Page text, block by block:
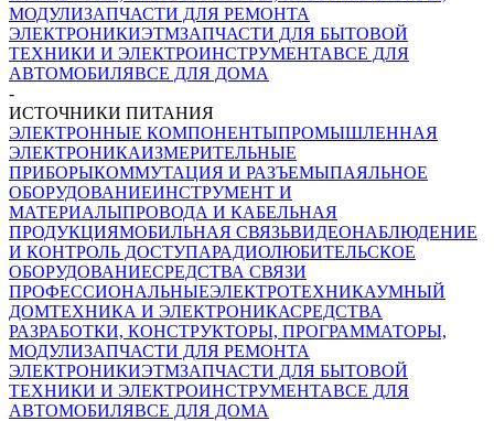
МОДУЛИЗАПЧАСТИ ДЛЯ РЕМОНТА
ЭЛЕКТРОНИКИЭТМЗАПЧАСТИ ДЛЯ БЫТОВОЙ
ТЕХНИКИ И ЭЛЕКТРОИНСТРУМЕНТАВСЕ ДЛЯ
АВТОМОБИЛЯВСЕ ДЛЯ ДОМА
-
ИСТОЧНИКИ ПИТАНИЯ
ЭЛЕКТРОННЫЕ КОМПОНЕНТЫПРОМЫШЛЕННАЯ
ЭЛЕКТРОНИКАИЗМЕРИТЕЛЬНЫЕ
ПРИБОРЫКОММУТАЦИЯ И РАЗЪЕМЫПАЯЛЬНОЕ
ОБОРУДОВАНИЕИНСТРУМЕНТ И
МАТЕРИАЛЫПРОВОДА И КАБЕЛЬНАЯ
ПРОДУКЦИЯМОБИЛЬНАЯ СВЯЗЬВИДЕОНАБЛЮДЕНИЕ
И КОНТРОЛЬ ДОСТУПАРАДИОЛЮБИТЕЛЬСКОЕ
ОБОРУДОВАНИЕСРЕДСТВА СВЯЗИ
ПРОФЕССИОНАЛЬНЫЕЭЛЕКТРОТЕХНИКАУМНЫЙ
ДОМТЕХНИКА И ЭЛЕКТРОНИКАСРЕДСТВА
РАЗРАБОТКИ, КОНСТРУКТОРЫ, ПРОГРАММАТОРЫ,
МОДУЛИЗАПЧАСТИ ДЛЯ РЕМОНТА
ЭЛЕКТРОНИКИЭТМЗАПЧАСТИ ДЛЯ БЫТОВОЙ
ТЕХНИКИ И ЭЛЕКТРОИНСТРУМЕНТАВСЕ ДЛЯ
АВТОМОБИЛЯВСЕ ДЛЯ ДОМА